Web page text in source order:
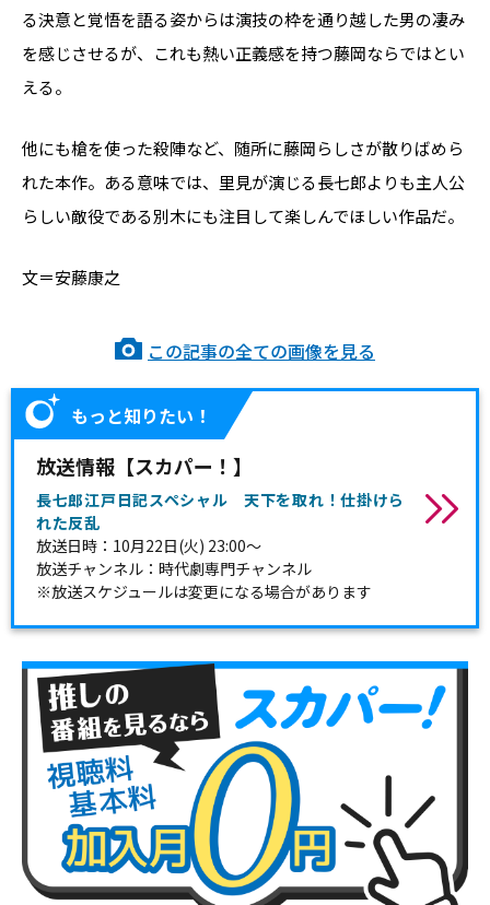
る決意と覚悟を語る姿からは演技の枠を通り越した男の凄み
を感じさせるが、これも熱い正義感を持つ藤岡ならではとい
える。
他にも槍を使った殺陣など、随所に藤岡らしさが散りばめら
れた本作。ある意味では、里見が演じる長七郎よりも主人公
らしい敵役である別木にも注目して楽しんでほしい作品だ。
文＝安藤康之
この記事の全ての画像を見る
もっと知りたい！
放送情報【スカパー！】
長七郎江戸日記スペシャル 天下を取れ！仕掛けら
れた反乱
放送日時：10月22日(火) 23:00～
放送チャンネル：時代劇専門チャンネル
※放送スケジュールは変更になる場合があります